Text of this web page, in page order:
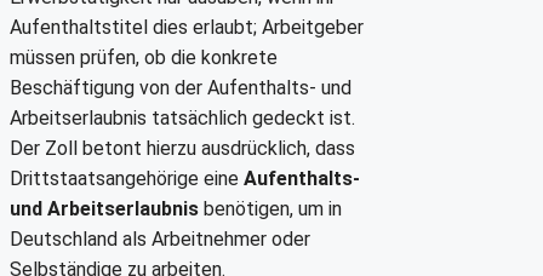
Aufenthaltstitel dies erlaubt; Arbeitgeber
müssen prüfen, ob die konkrete
Beschäftigung von der Aufenthalts- und
Arbeitserlaubnis tatsächlich gedeckt ist.
Der Zoll betont hierzu ausdrücklich, dass
Drittstaatsangehörige eine Aufenthalts-
und Arbeitserlaubnis benötigen, um in
Deutschland als Arbeitnehmer oder
Selbständige zu arbeiten.